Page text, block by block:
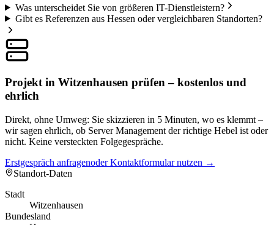
Was unterscheidet Sie von größeren IT-Dienstleistern?
Gibt es Referenzen aus Hessen oder vergleichbaren Standorten?
Projekt in Witzenhausen prüfen – kostenlos und
ehrlich
Direkt, ohne Umweg: Sie skizzieren in 5 Minuten, wo es klemmt –
wir sagen ehrlich, ob Server Management der richtige Hebel ist oder
nicht. Keine versteckten Folgegespräche.
Erstgespräch anfragenoder Kontaktformular nutzen →
Standort-Daten
Stadt
Witzenhausen
Bundesland